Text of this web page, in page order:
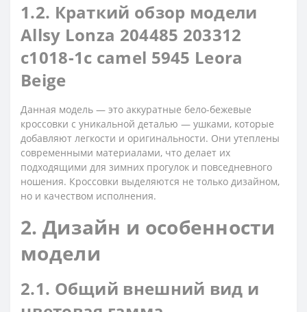
1.2. Краткий обзор модели
Allsy Lonza 204485 203312
c1018-1c camel 5945 Leora
Beige
Данная модель — это аккуратные бело-бежевые
кроссовки с уникальной деталью — ушками, которые
добавляют легкости и оригинальности. Они утеплены
современными материалами, что делает их
подходящими для зимних прогулок и повседневного
ношения. Кроссовки выделяются не только дизайном,
но и качеством исполнения.
2. Дизайн и особенности
модели
2.1. Общий внешний вид и